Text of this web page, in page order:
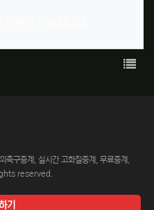
목록
구중계, 실시간 고화질중계, 무료중계,
reserved.
기